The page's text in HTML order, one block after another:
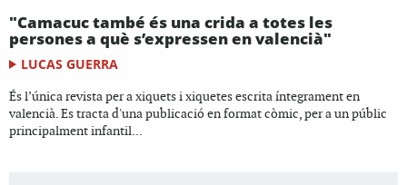
"Camacuc també és una crida a totes les
persones a què s’expressen en valencià"
LUCAS GUERRA
És l’única revista per a xiquets i xiquetes escrita íntegrament en
valencià. Es tracta d'una publicació en format còmic, per a un públic
principalment infantil...